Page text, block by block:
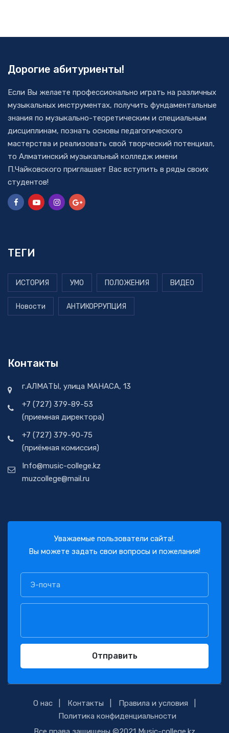
Дорогие абитуриенты!
Если Вы желаете профессионально играть на различных
музыкальных инструментах, получить фундаментальные
знания по музыкально-теоретическим и специальным
дисциплинам, познать основы педагогического
мастерства и реализовать свой творческий потенциал,
то Алматинский музыкальный колледж имени
П.Чайковского приглашает Вас вступить в ряды своих
студентов!
ТЕГИ
ИСТОРИЯ УМО ПОЛОЖЕНИЯ ВИДЕО
Новости АНТИКОРРУПЦИЯ
Контакты
г.АЛМАТЫ, улица МАНАСА, 13
+7 (727) 379-89-53
(приемная директора)
+7 (727) 379-90-75
(приёмная комиссия)
Info@music-college.kz
muzcollege@mail.ru
Уважаемые пользователи сайта!.
Вы можете задать свои вопросы и пожелания!
Отправить
О нас Контакты
Правила и условия
Политика конфиденциальности